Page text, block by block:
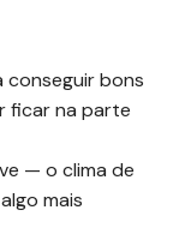
conseguir bons
ficar na parte
— o clima de
mais